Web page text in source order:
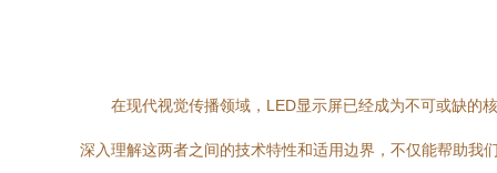
在现代视觉传播领域，LED显示屏已经成为不可或缺的
深入理解这两者之间的技术特性和适用边界，不仅能帮助我